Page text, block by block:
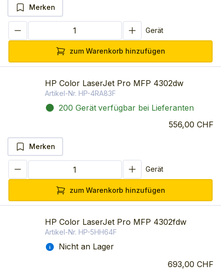
Merken
Gerät
zum Warenkorb hinzufügen
HP Color LaserJet Pro MFP 4302dw
Artikel-Nr. HP-4RA83F
200 Gerät verfügbar bei Lieferanten
556,00 CHF
Merken
Gerät
zum Warenkorb hinzufügen
HP Color LaserJet Pro MFP 4302fdw
Artikel-Nr. HP-5HH64F
Nicht an Lager
693,00 CHF